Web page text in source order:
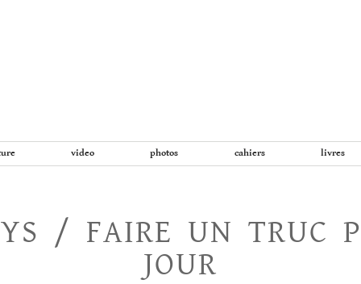
video photos cahiers livres
/ FAIRE UN TRUC
JOUR